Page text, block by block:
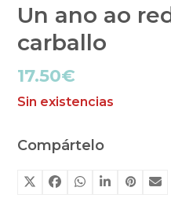
Un ano ao
carballo
17.50€
Sin existencias
Compártelo